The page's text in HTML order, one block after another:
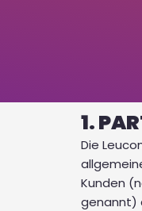
1.
Die
Kunden
genannt)